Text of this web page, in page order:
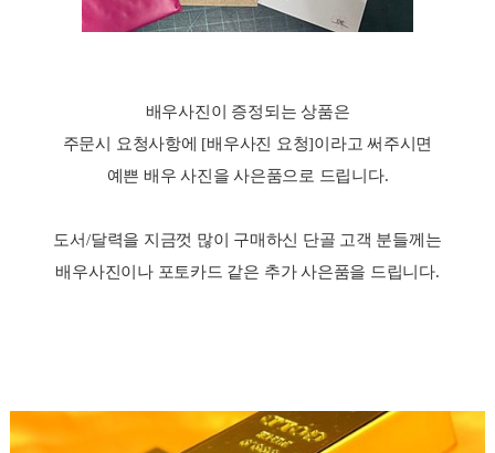
배우사진이 증정되는 상품은
주문시 요청사항에 [배우사진 요청]이라고 써주시면
예쁜 배우사진을 사은품으로 드립니다.
도서/달력을 지금껏 많이 구매하신 단골 고객 분들께는
배우사진이나 포토카드 같은 추가 사은품을 드립니다.